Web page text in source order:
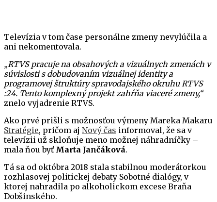
Televízia v tom čase personálne zmeny nevylúčila a
ani nekomentovala.
„RTVS pracuje na obsahových a vizuálnych zmenách v
súvislosti s dobudovaním vizuálnej identity a
programovej štruktúry spravodajského okruhu RTVS
:24. Tento komplexný projekt zahŕňa viaceré zmeny,“
znelo vyjadrenie RTVS.
Ako prvé prišli s možnosťou výmeny Mareka Makaru
Stratégie, pričom aj Nový čas informoval, že sa v
televízii už skloňuje meno možnej náhradníčky –
mala ňou byť Marta Jančáková.
Tá sa od októbra 2018 stala stabilnou moderátorkou
rozhlasovej politickej debaty Sobotné dialógy, v
ktorej nahradila po alkoholickom excese Braňa
Dobšinského.